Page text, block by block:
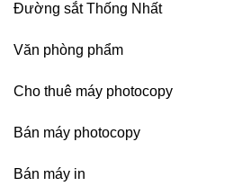
Đường sắt Thống Nhất
Văn phòng phẩm
Cho thuê máy photocopy
Bán máy photocopy
Bán máy in